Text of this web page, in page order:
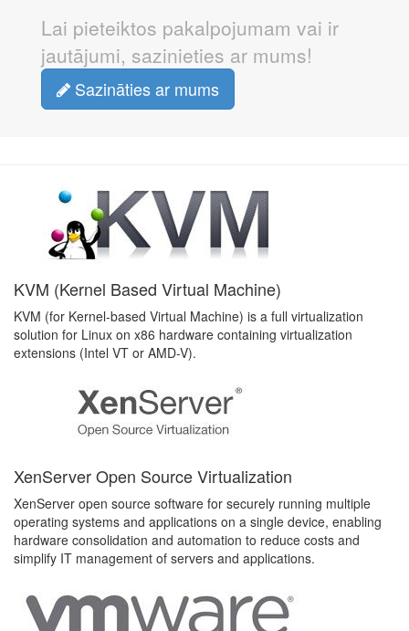
Lai pieteiktos pakalpojumam vai ir
jautājumi, sazinieties ar mums!
Sazināties ar mums
KVM (Kernel Based Virtual Machine)
KVM (for Kernel-based Virtual Machine) is a full virtualization
solution for Linux on x86 hardware containing virtualization
extensions (Intel VT or AMD-V).
XenServer Open Source Virtualization
XenServer open source software for securely running multiple
operating systems and applications on a single device, enabling
hardware consolidation and automation to reduce costs and
simplify IT management of servers and applications.